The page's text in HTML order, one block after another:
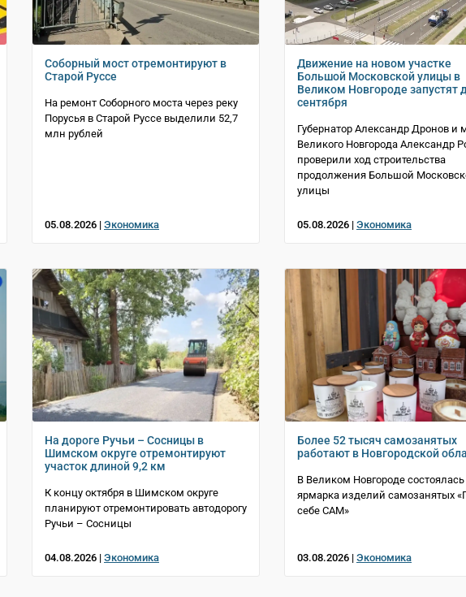
Соборный мост отремонтируют в
Старой Руссе
На ремонт Соборного моста через реку
Порусья в Старой Руссе выделили 52,7
млн рублей
05.08.2026 | Экономика
Движение на новом участке
Большой Московской улицы в
Великом Новгороде запустят
сентября
Губернатор Александр Дронов и
Великого Новгорода Александр
проверили ход строительства
продолжения Большой
улицы
05.08.2026 | Экономика
На дороге Ручьи – Сосницы в
Шимском округе отремонтируют
участок длиной 9,2 км
К концу октября в Шимском округе
планируют отремонтировать автодорогу
Ручьи – Сосницы
04.08.2026 | Экономика
Более 52 тысяч самозанятых
работают в Новгородской
В Великом Новгороде состоялась
ярмарка изделий самозанятых
себе САМ»
03.08.2026 | Экономика